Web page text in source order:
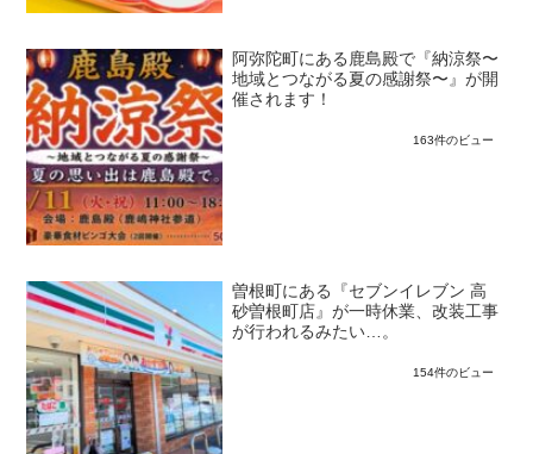
阿弥陀町にある鹿島殿で『納涼祭〜
地域とつながる夏の感謝祭〜』が開
催されます！
163件のビュー
曽根町にある『セブンイレブン 高
砂曽根町店』が一時休業、改装工事
が行われるみたい…。
154件のビュー